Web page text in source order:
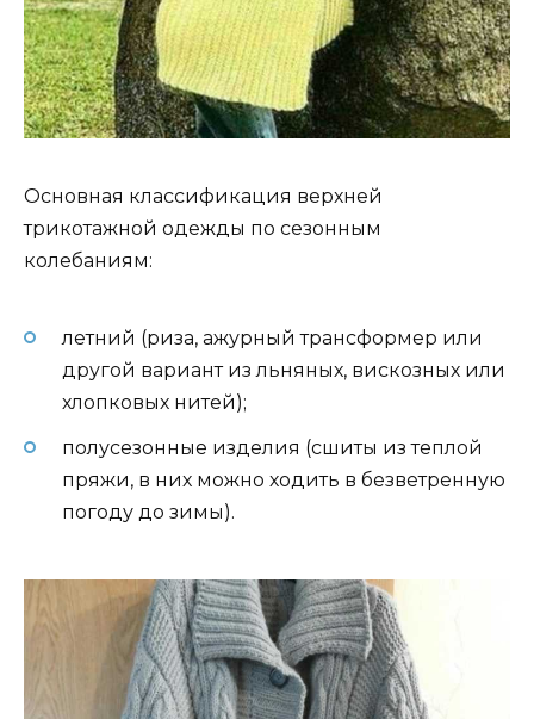
Основная классификация верхней
трикотажной одежды по сезонным
колебаниям:
летний (риза, ажурный трансформер или
другой вариант из льняных, вискозных или
хлопковых нитей);
полусезонные изделия (сшиты из теплой
пряжи, в них можно ходить в безветренную
погоду до зимы).